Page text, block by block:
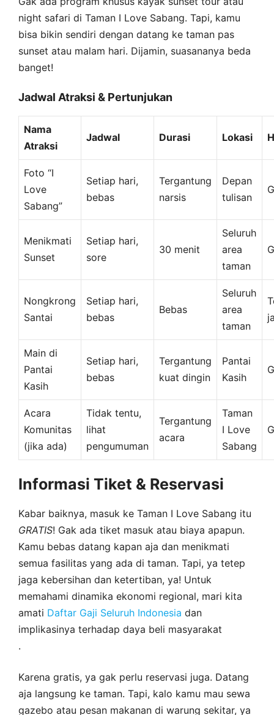
night safari di Taman I Love Sabang. Tapi, kamu
bisa bikin sendiri dengan datang ke taman pas
sunset atau malam hari. Dijamin, suasananya beda
banget!
Jadwal Atraksi & Pertunjukan
Nama
Atraksi
Jadwal Durasi Lokasi
Foto “I
Love
Sabang”
Setiap hari,
bebas
Tergantung
narsis
Depan
tulisan
Menikmati
Sunset
Setiap hari,
sore
30 menit
Seluruh
area
taman
Nongkrong
Santai
Setiap hari,
bebas
Bebas
Seluruh
area
taman
Main di
Pantai
Kasih
Setiap hari,
bebas
Tergantung
kuat dingin
Pantai
Kasih
Acara
Komunitas
(jika ada)
Tidak tentu,
lihat
pengumuman
Tergantung
acara
Taman
I Love
Sabang
Informasi Tiket & Reservasi
Kabar baiknya, masuk ke Taman I Love Sabang itu
GRATIS! Gak ada tiket masuk atau biaya apapun.
Kamu bebas datang kapan aja dan menikmati
semua fasilitas yang ada di taman. Tapi, ya tetep
jaga kebersihan dan ketertiban, ya! Untuk
memahami dinamika ekonomi regional, mari kita
amati Daftar Gaji Seluruh Indonesia dan
implikasinya terhadap daya beli masyarakat
.
Karena gratis, ya gak perlu reservasi juga. Datang
aja langsung ke taman. Tapi, kalo kamu mau sewa
gazebo atau pesan makanan di warung sekitar, ya